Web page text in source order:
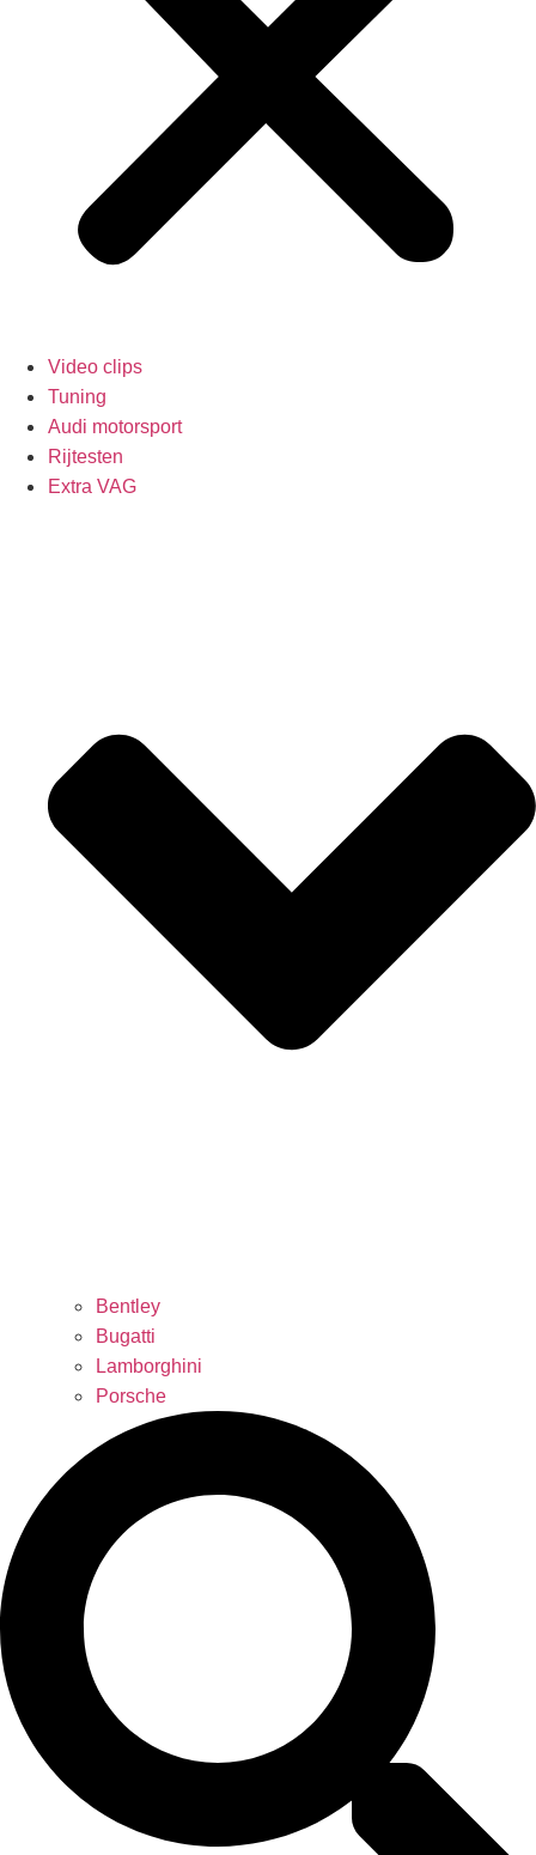
Video clips
Tuning
Audi motorsport
Rijtesten
Extra VAG
Bentley
Bugatti
Lamborghini
Porsche